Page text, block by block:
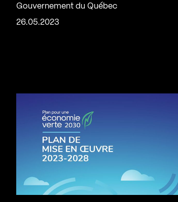
Gouvernement du Québec
26.05.2023